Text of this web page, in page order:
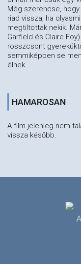
Még szerencse,
riad vissza, ha
megtiltottak nekik.
Garfield és Claire
rosszcsont
semmiképpen se
élnek.
HAMAROSAN
A film jelenleg nem
vissza később.